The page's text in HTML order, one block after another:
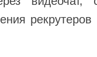
рекрутеров